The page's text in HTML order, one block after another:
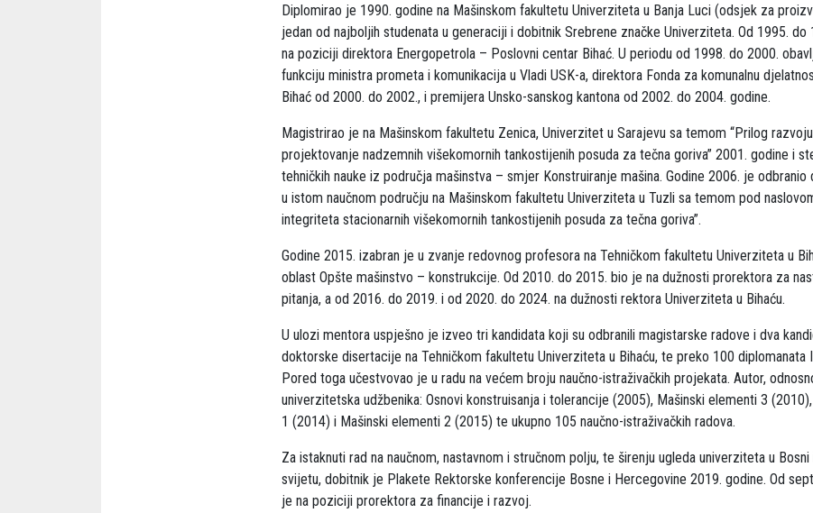
Diplomirao je 1990. godine na Mašinskom fakultetu Univerziteta u Banja Luci (odsjek za
jedan od najboljih studenata u generaciji i dobitnik Srebrene značke Univerziteta. Od 1995. do
na poziciji direktora Energopetrola – Poslovni centar Bihać. U periodu od 1998. do 2000.
funkciju ministra prometa i komunikacija u Vladi USK-a, direktora Fonda za komunalnu
Bihać od 2000. do 2002., i premijera Unsko-sanskog kantona od 2002. do 2004. godine.
Magistrirao je na Mašinskom fakultetu Zenica, Univerzitet u Sarajevu sa temom “Prilog
projektovanje nadzemnih višekomornih tankostijenih posuda za tečna goriva” 2001. godine i
tehničkih nauke iz područja mašinstva – smjer Konstruiranje mašina. Godine 2006. je
u istom naučnom području na Mašinskom fakultetu Univerziteta u Tuzli sa temom pod
integriteta stacionarnih višekomornih tankostijenih posuda za tečna goriva”.
Godine 2015. izabran je u zvanje redovnog profesora na Tehničkom fakultetu Univerziteta u
oblast Opšte mašinstvo – konstrukcije. Od 2010. do 2015. bio je na dužnosti prorektora za
pitanja, a od 2016. do 2019. i od 2020. do 2024. na dužnosti rektora Univerziteta u Bihaću.
U ulozi mentora uspješno je izveo tri kandidata koji su odbranili magistarske radove i dva
doktorske disertacije na Tehničkom fakultetu Univerziteta u Bihaću, te preko 100 diplomanata
Pored toga učestvovao je u radu na većem broju naučno-istraživačkih projekata. Autor,
univerzitetska udžbenika: Osnovi konstruisanja i tolerancije (2005), Mašinski elementi 3
1 (2014) i Mašinski elementi 2 (2015) te ukupno 105 naučno-istraživačkih radova.
Za istaknuti rad na naučnom, nastavnom i stručnom polju, te širenju ugleda univerziteta u
svijetu, dobitnik je Plakete Rektorske konferencije Bosne i Hercegovine 2019. godine. Od
je na poziciji prorektora za financije i razvoj.